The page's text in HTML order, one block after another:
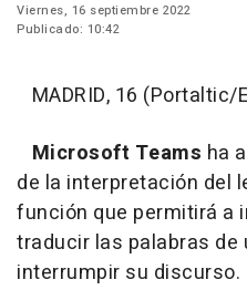
Viernes, 16 septiembre 2022
Publicado: 10:42
MADRID, 16 (Portaltic/
Microsoft Teams ha
de la interpretación del
función que permitirá a
traducir las palabras
interrumpir su discurso.